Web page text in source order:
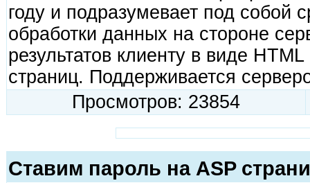
году и подразумевает под собой
обработки данных на стороне
результатов клиенту в виде
страниц. Поддерживается
Просмотров: 23854
Ставим пароль на ASP